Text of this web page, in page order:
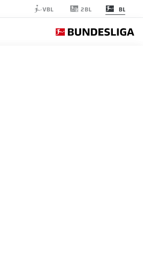
BL
2BL
VBL